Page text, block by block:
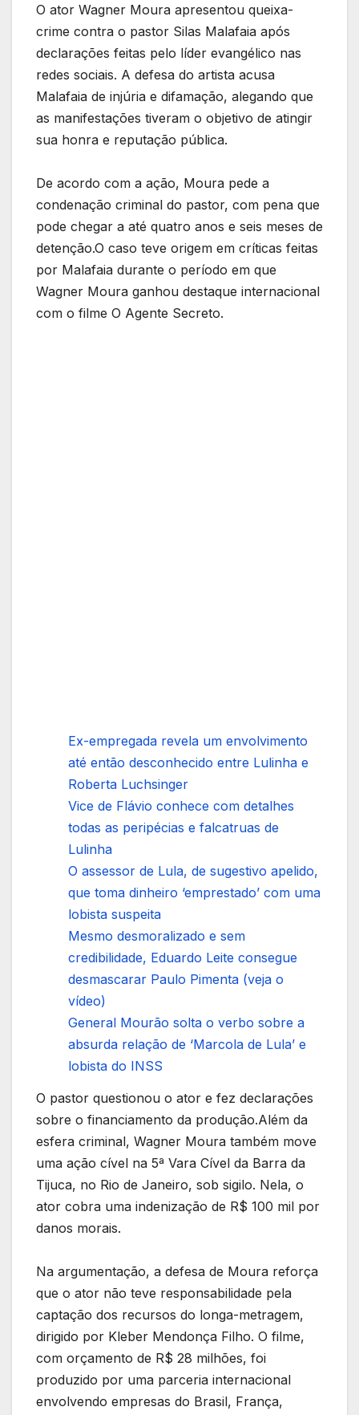
O ator Wagner Moura apresentou queixa-
crime contra o pastor Silas Malafaia após
declarações feitas pelo líder evangélico nas
redes sociais. A defesa do artista acusa
Malafaia de injúria e difamação, alegando que
as manifestações tiveram o objetivo de atingir
sua honra e reputação pública.
De acordo com a ação, Moura pede a
condenação criminal do pastor, com pena que
pode chegar a até quatro anos e seis meses de
detenção.O caso teve origem em críticas feitas
por Malafaia durante o período em que
Wagner Moura ganhou destaque internacional
com o filme O Agente Secreto.
Ex-empregada revela um envolvimento
até então desconhecido entre Lulinha e
Roberta Luchsinger
Vice de Flávio conhece com detalhes
todas as peripécias e falcatruas de
Lulinha
O assessor de Lula, de sugestivo apelido,
que toma dinheiro ‘emprestado’ com uma
lobista suspeita
Mesmo desmoralizado e sem
credibilidade, Eduardo Leite consegue
desmascarar Paulo Pimenta (veja o
vídeo)
General Mourão solta o verbo sobre a
absurda relação de ‘Marcola de Lula’ e
lobista do INSS
O pastor questionou o ator e fez declarações
sobre o financiamento da produção.Além da
esfera criminal, Wagner Moura também move
uma ação cível na 5ª Vara Cível da Barra da
Tijuca, no Rio de Janeiro, sob sigilo. Nela, o
ator cobra uma indenização de R$ 100 mil por
danos morais.
Na argumentação, a defesa de Moura reforça
que o ator não teve responsabilidade pela
captação dos recursos do longa-metragem,
dirigido por Kleber Mendonça Filho. O filme,
com orçamento de R$ 28 milhões, foi
produzido por uma parceria internacional
envolvendo empresas do Brasil, França,